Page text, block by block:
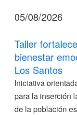
05/08/2026
Taller
bienestar
Los Santos
Iniciativa
para la inserción
de la población